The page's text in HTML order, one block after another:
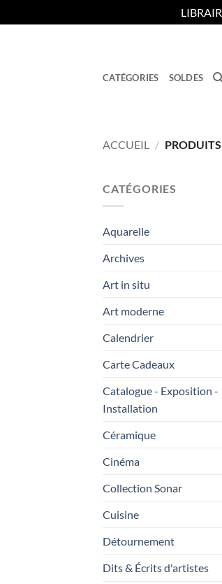
CATÉGORIES SOLDES
ACCUEIL /
CATÉGORIES
Aquarelle
Archives
Art in situ
Art moderne
Calendrier
Carte Cadeaux
Catalogue - Exposition -
Installation
Céramique
Cinéma
Collection Sonar
Cuisine
Détournement
Dits & Écrits d'artistes